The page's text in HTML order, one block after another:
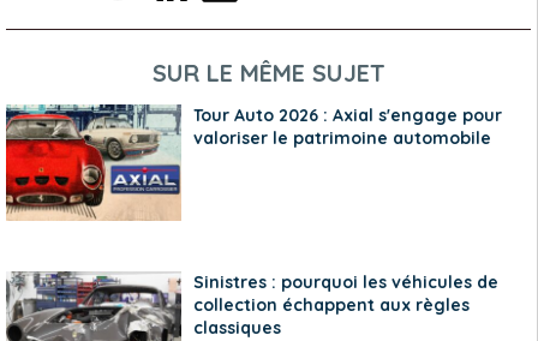
SUR LE MÊME SUJET
Tour Auto 2026 : Axial s'engage pour
valoriser le patrimoine automobile
Sinistres : pourquoi les véhicules de
collection échappent aux règles
classiques